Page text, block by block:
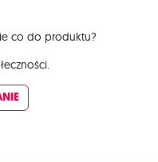
co do produktu?